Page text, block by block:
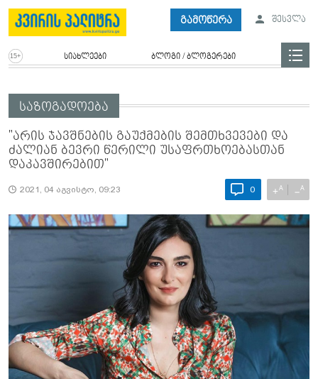
გამოწერა შესვლა
სიახლეები ბლოგი / ბლოგერები
საზოგადოება
"არის ჯავშნების გაუქმების შემთხვევები და
ძალიან ბევრი წერილი უსაფრთხოებასთან
დაკავშირებით"
2021, 04 აგვისტო, 09:23 0 +A −A